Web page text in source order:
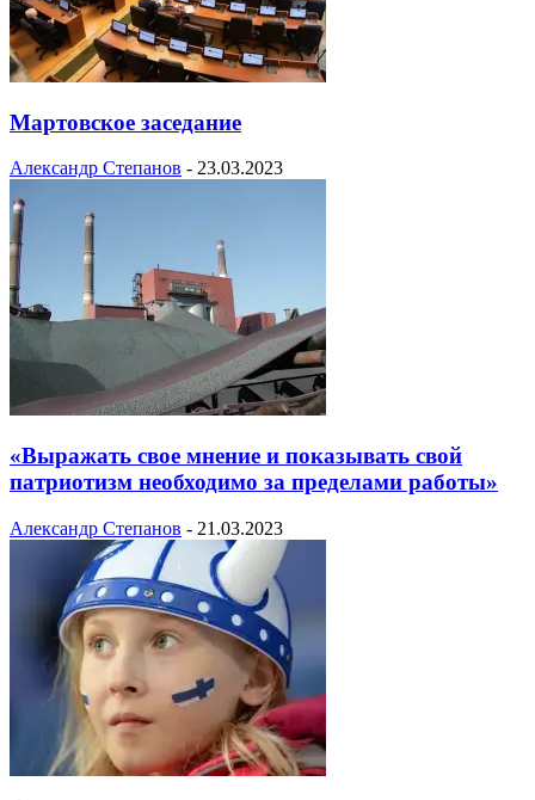
Мартовское заседание
Александр Степанов - 23.03.2023
«Выражать свое мнение и показывать свой
патриотизм необходимо за пределами работы»
Александр Степанов - 21.03.2023